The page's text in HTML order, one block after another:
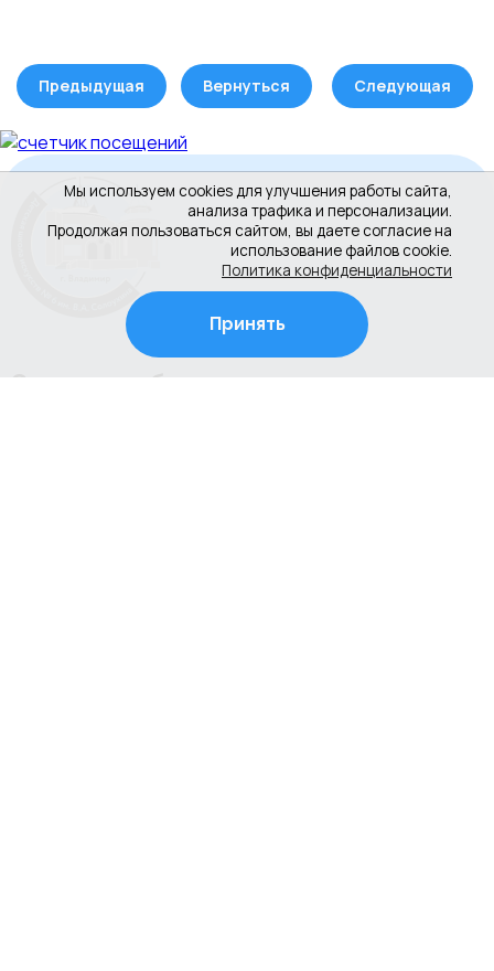
Мы используем cookies для улучшения работы сайта,
анализа трафика и персонализации.
Продолжая пользоваться сайтом, вы даете согласие на
использование файлов cookie.
Политика конфиденциальности
Принять
Предыдущая Вернуться Следующая
Сведения об организации